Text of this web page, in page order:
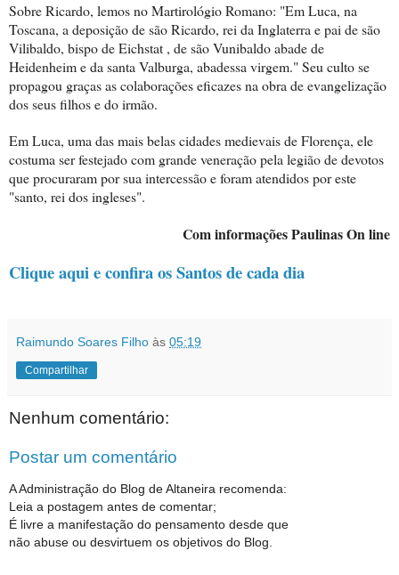
Sobre Ricardo, lemos no Martirológio Romano: "Em Luca, na
Toscana, a deposição de são Ricardo, rei da Inglaterra e pai de são
Vilibaldo, bispo de Eichstat , de são Vunibaldo abade de
Heidenheim e da santa Valburga, abadessa virgem." Seu culto se
propagou graças as colaborações eficazes na obra de evangelização
dos seus filhos e do irmão.
Em Luca, uma das mais belas cidades medievais de Florença, ele
costuma ser festejado com grande veneração pela legião de devotos
que procuraram por sua intercessão e foram atendidos por este
"santo, rei dos ingleses".
Com informações Paulinas On line
Clique aqui e confira os Santos de cada dia
Raimundo Soares Filho às 05:19
Compartilhar
Nenhum comentário:
Postar um comentário
A Administração do Blog de Altaneira recomenda:
Leia a postagem antes de comentar;
É livre a manifestação do pensamento desde que
não abuse ou desvirtuem os objetivos do Blog.